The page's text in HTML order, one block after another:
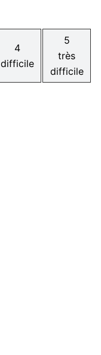
4
difficile
5
très
difficile